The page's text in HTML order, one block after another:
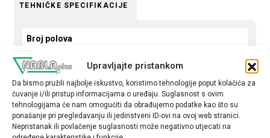
Upravljajte pristankom
Da bismo pružili najbolje iskustvo, koristimo tehnologije poput kolačića za
čuvanje i/ili pristup informacijama o uređaju. Suglasnost s ovim
tehnologijama će nam omogućiti da obrađujemo podatke kao što su
ponašanje pri pregledavanju ili jedinstveni ID-ovi na ovoj web stranici.
Nepristanak ili povlačenje suglasnosti može negativno utjecati na
TEHNIČKE SPECIFIKACIJE
Broj polova
4P
Nazivna struja
250 A